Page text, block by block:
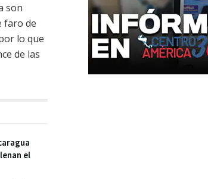
son
faro de
lo que
de las
el